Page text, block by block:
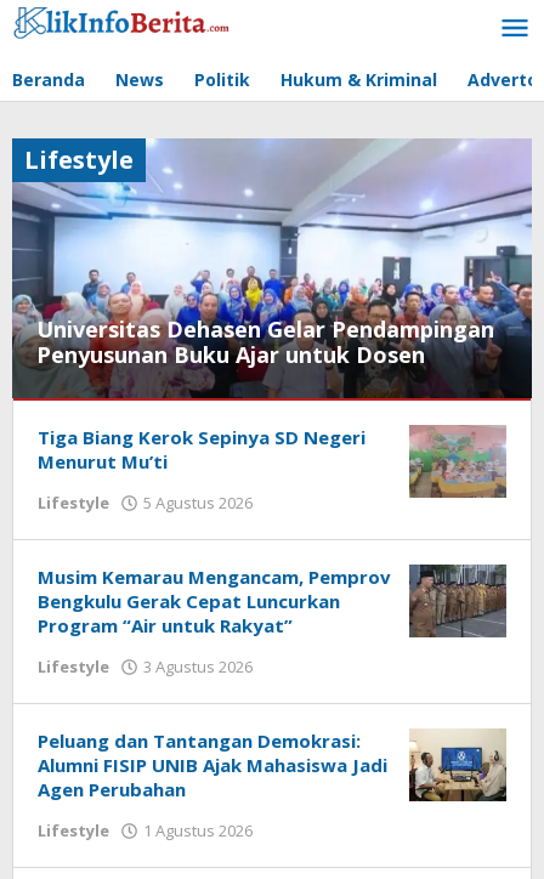
Lewati
ke
Beranda News Politik Hukum & Kriminal
Universitas Dehasen Gelar Pendampingan
Penyusunan Buku Ajar untuk Dosen
2026
Lifestyle
Tiga Biang Kerok Sepinya SD Negeri
Menurut Mu’ti
Lifestyle 5 Agustus 2026
Musim Kemarau Mengancam, Pemprov
Bengkulu Gerak Cepat Luncurkan
Program “Air untuk Rakyat”
Lifestyle 3 Agustus 2026
Peluang dan Tantangan Demokrasi:
Alumni FISIP UNIB Ajak Mahasiswa Jadi
Agen Perubahan
Lifestyle 1 Agustus 2026